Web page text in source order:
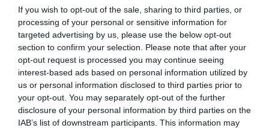
If you wish to opt-out of the sale, sharing to third parties, or
processing of your personal or sensitive information for
targeted advertising by us, please use the below opt-out
section to confirm your selection. Please note that after your
opt-out request is processed you may continue seeing
interest-based ads based on personal information utilized by
us or personal information disclosed to third parties prior to
your opt-out. You may separately opt-out of the further
disclosure of your personal information by third parties on the
IAB’s list of downstream participants. This information may
Μπαλατσούκας pagenews.gr:«Η κυβέρνηση θυμάται τους
πυροσβέστες όταν τους λέει ήρωες–όχι όταν ζητούν
στήριξη»